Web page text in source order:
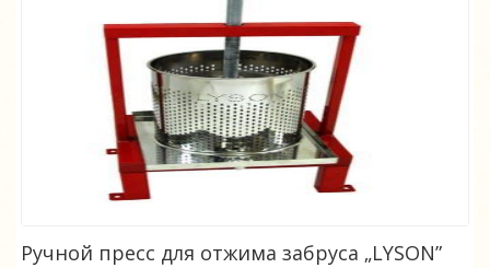
Ручной пресс для отжима забруса „LYSON”